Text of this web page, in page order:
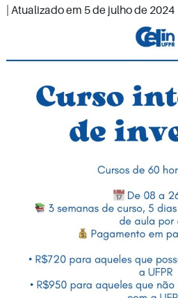
| Atualizado em 5 de julho de 2024